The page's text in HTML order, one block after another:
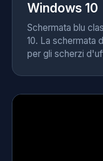
Windows 10
Schermata blu
10. La schermata
per gli scherzi